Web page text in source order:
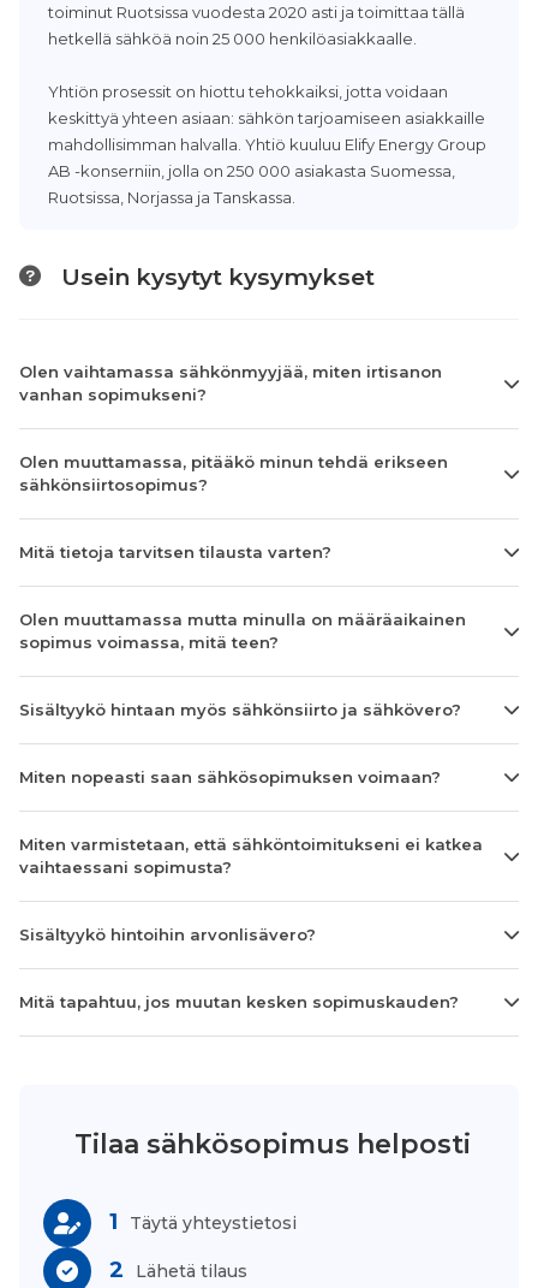
toiminut Ruotsissa vuodesta 2020 asti ja toimittaa tällä
hetkellä sähköä noin 25 000 henkilöasiakkaalle.
Yhtiön prosessit on hiottu tehokkaiksi, jotta voidaan
keskittyä yhteen asiaan: sähkön tarjoamiseen asiakkaille
mahdollisimman halvalla. Yhtiö kuuluu Elify Energy Group
AB -konserniin, jolla on 250 000 asiakasta Suomessa,
Ruotsissa, Norjassa ja Tanskassa.
Usein kysytyt kysymykset
Olen vaihtamassa sähkönmyyjää, miten irtisanon
vanhan sopimukseni?
Olen muuttamassa, pitääkö minun tehdä erikseen
sähkönsiirtosopimus?
Mitä tietoja tarvitsen tilausta varten?
Olen muuttamassa mutta minulla on määräaikainen
sopimus voimassa, mitä teen?
Sisältyykö hintaan myös sähkönsiirto ja sähkövero?
Miten nopeasti saan sähkösopimuksen voimaan?
Miten varmistetaan, että sähköntoimitukseni ei katkea
vaihtaessani sopimusta?
Sisältyykö hintoihin arvonlisävero?
Mitä tapahtuu, jos muutan kesken sopimuskauden?
Tilaa sähkösopimus helposti
1 Täytä yhteystietosi
2 Lähetä tilaus